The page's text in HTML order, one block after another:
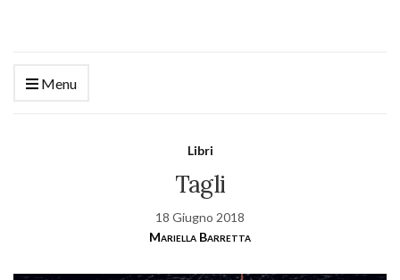
Menu
Libri
Tagli
18 Giugno 2018
Mariella Barretta